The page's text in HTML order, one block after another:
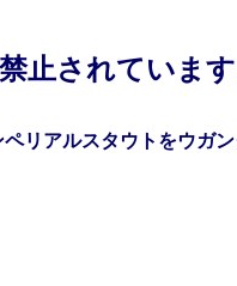
止されています
リアルスタウトをウガ